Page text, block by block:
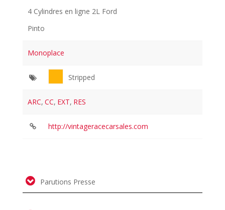
4 Cylindres en ligne 2L Ford
Pinto
Monoplace
Stripped
ARC, CC, EXT, RES
http://vintageracecarsales.com
Parutions Presse